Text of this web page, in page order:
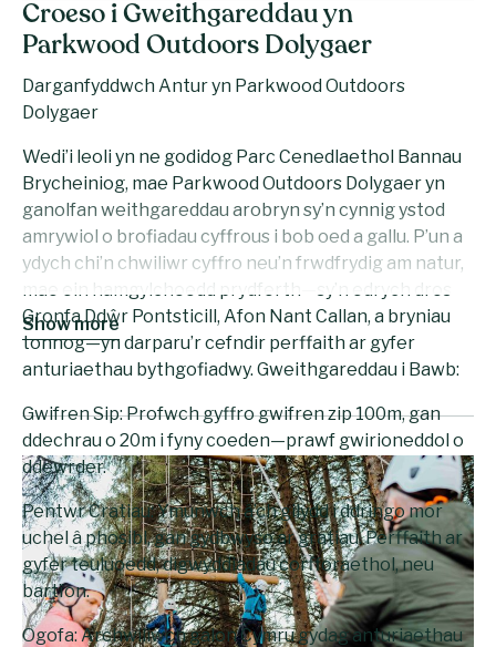
Croeso i Gweithgareddau yn
Parkwood Outdoors Dolygaer
Darganfyddwch Antur yn Parkwood Outdoors
Dolygaer
Wedi’i leoli yn ne godidog Parc Cenedlaethol Bannau
Brycheiniog, mae Parkwood Outdoors Dolygaer yn
ganolfan weithgareddau arobryn sy’n cynnig ystod
amrywiol o brofiadau cyffrous i bob oed a gallu. P’un a
ydych chi’n chwiliwr cyffro neu’n frwdfrydig am natur,
mae ein hamgylchoedd prydferth—sy’n edrych dros
Gronfa Ddŵr Pontsticill, Afon Nant Callan, a bryniau
tonnog—yn darparu’r cefndir perffaith ar gyfer
anturiaethau bythgofiadwy. Gweithgareddau i Bawb:
Gwifren Sip: Profwch gyffro gwifren zip 100m, gan
ddechrau o 20m i fyny coeden—prawf gwirioneddol o
ddewrder.
Pentwr Cratiau: Ymunwch â’ch gilydd i ddringo mor
uchel â phosibl, gan gydbwyso ar gratiau. Perffaith ar
gyfer teuluoedd, digwyddiadau corfforaethol, neu
bartïon.
Ogofa: Archwiliwch galon Cymru gydag anturiaethau
Show more